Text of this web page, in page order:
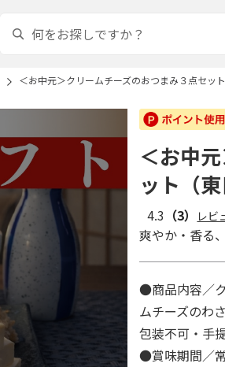
＜お中元＞クリームチーズのおつまみ３点セット
＜お中
ット（東
4.3 （3） レビ
爽やか・香る
●商品内容／
ムチーズのわ
包装不可・手
●賞味期間／